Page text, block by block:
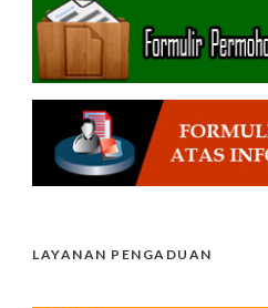
LAYANAN PENGADUAN